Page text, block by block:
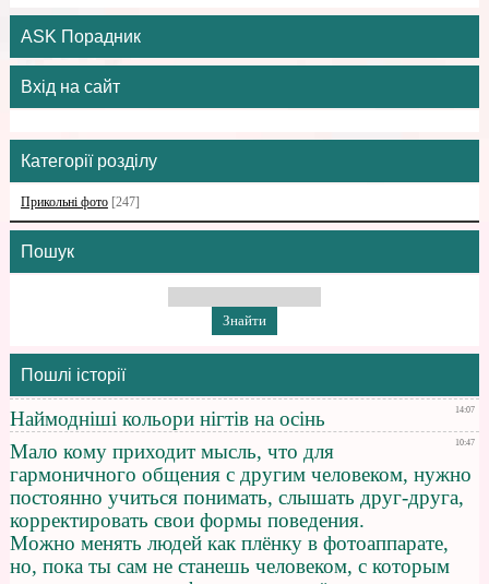
ASK Порадник
Вхід на сайт
Категорії розділу
Прикольні фото [247]
Пошук
Пошлі історії